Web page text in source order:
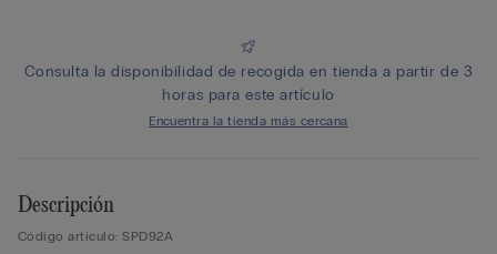
Consulta la disponibilidad de recogida en tienda a partir de 3
horas para este artículo
Encuentra la tienda más cercana
Descripción
Código artículo: SPD92A